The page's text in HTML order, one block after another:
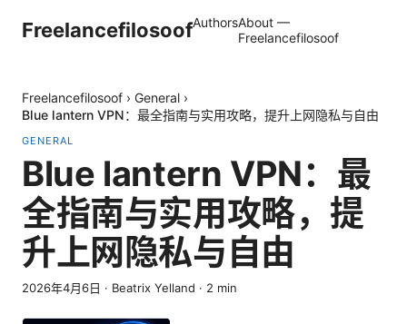
FreelancefilosoofAuthorsAbout —
Freelancefilosoof
Freelancefilosoof › General ›
Blue lantern VPN：最全指南与实用攻略，提升上网隐私与自由
GENERAL
Blue lantern VPN：最
全指南与实用攻略，提
升上网隐私与自由
2026年4月6日 · Beatrix Yelland · 2 min